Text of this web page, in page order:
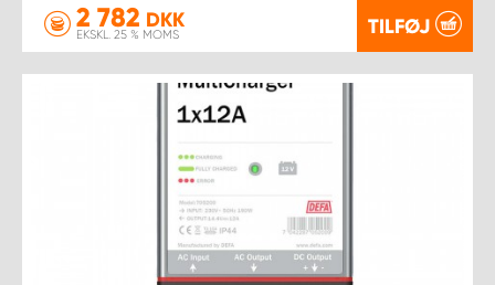
2 782 DKK
EKSKL. 25 % MOMS TILFØJ